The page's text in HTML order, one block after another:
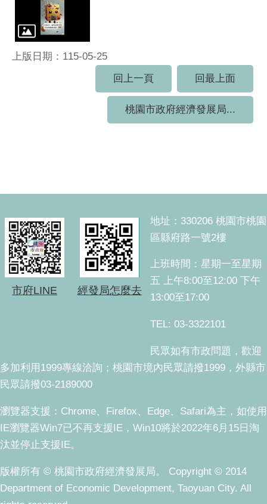
上版日期：115-05-25
回上一頁
回最上面
桃園市政府經濟發展局...
:::
市府LINE 經發局怎麼去
地址：330206 桃園市桃園
區縣府路一號2樓
上班時間：星期一至星期
五 上午8:00至12:00 下午
13:00至17:00
TEL: 03-3322101
民眾如有市政問題，歡迎
多加利用1999專線洽詢；桃園市境內民眾請撥1999，外縣市
民眾請撥03-2189000
瀏覽器支援：Chrome、Firefox、Edge、Safari為主，如使用
IE瀏覽器Win7已不再支援IE，Win10將於2022年6月15日淘
汰並停止支援IE。
版權所有 © 桃園市政府經濟發展局。 Copyright © 2014
Department of Economic Development, Taoyuan City. All